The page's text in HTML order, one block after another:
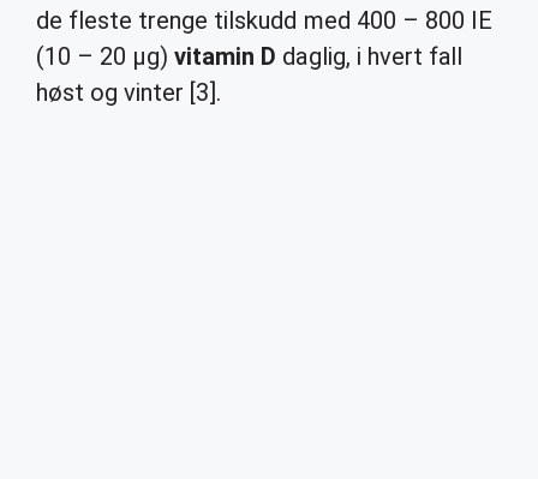
de fleste trenge tilskudd med 400 – 800 IE
(10 – 20 µg)vitamin D daglig, i hvert fall
høst og vinter [3].